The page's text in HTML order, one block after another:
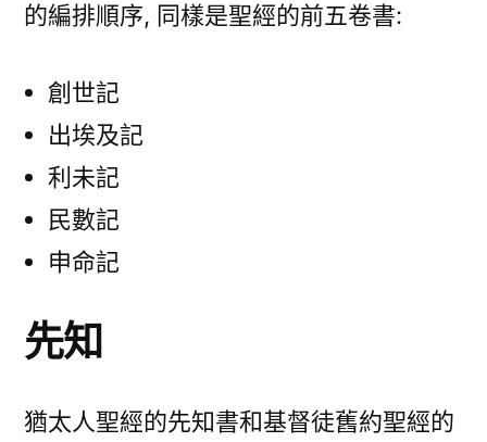
的編排順序, 同樣是聖經的前五卷書:
創世記
出埃及記
利未記
民數記
申命記
先知
猶太人聖經的先知書和基督徒舊約聖經的